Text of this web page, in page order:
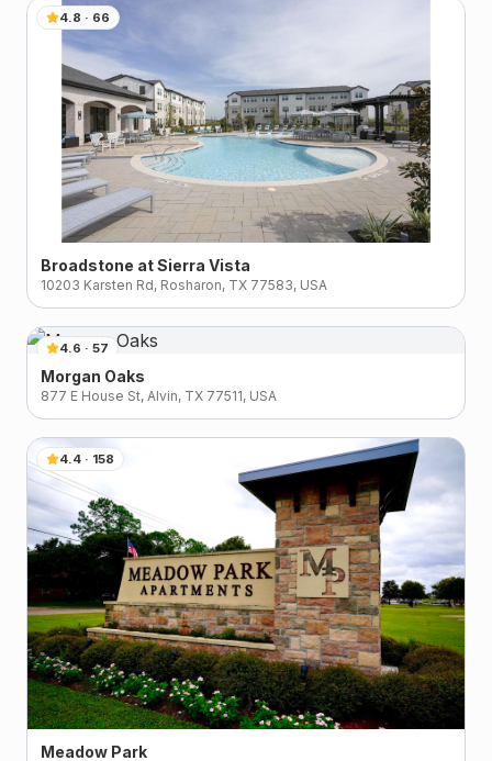
4.8 · 66
Broadstone at Sierra Vista
10203 Karsten Rd, Rosharon, TX 77583, USA
4.6 · 57
Morgan Oaks
877 E House St, Alvin, TX 77511, USA
4.4 · 158
Meadow Park